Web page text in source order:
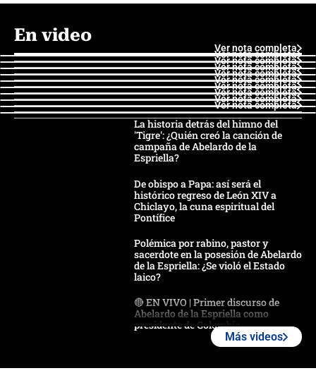
En video
Ver nota completa
Ver nota completa
Ver nota completa
Ver nota completa
Ver nota completa
Ver nota completa
Ver nota completa
Ver nota completa
Ver nota completa
Ver nota completa
La historia detrás del himno del
'Tigre': ¿Quién creó la canción de
campaña de Abelardo de la
Espriella?
De obispo a Papa: así será el
histórico regreso de León XIV a
Chiclayo, la cuna espiritual del
Pontífice
Polémica por rabino, pastor y
sacerdote en la posesión de Abelardo
de la Espriella: ¿Se violó el Estado
laico?
🔴 EN VIVO | Primer discurso de
Abelardo de la Espriella como
presidente de Colombia
Más videos